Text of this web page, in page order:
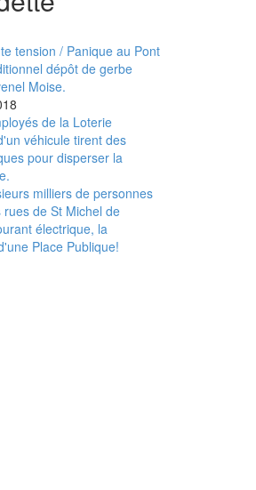
tension / Panique au Pont
dépôt de gerbe
Moise.
de la Loterie
véhicule tirent des
pour disperser la
milliers de personnes
de St Michel de
électrique, la
Place Publique!